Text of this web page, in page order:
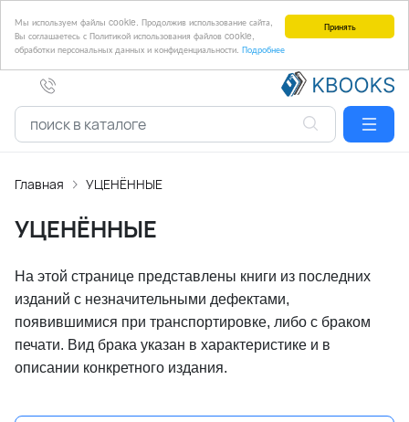
Принять
Мы используем файлы cookie. Продолжив использование сайта,
Вы соглашаетесь с Политикой использования файлов cookie,
обработки персональных данных и конфиденциальности. Подробнее
Главная УЦЕНЁННЫЕ
УЦЕНЁННЫЕ
На этой странице представлены книги из последних
изданий с незначительными дефектами,
появившимися при транспортировке, либо с браком
печати. Вид брака указан в характеристике и в
описании конкретного издания.